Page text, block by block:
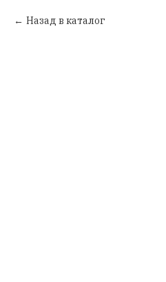
Назад в каталог